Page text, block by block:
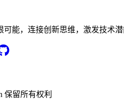
能，连接创新思维，激发技术潜
保留所有权利